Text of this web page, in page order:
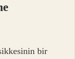
bir